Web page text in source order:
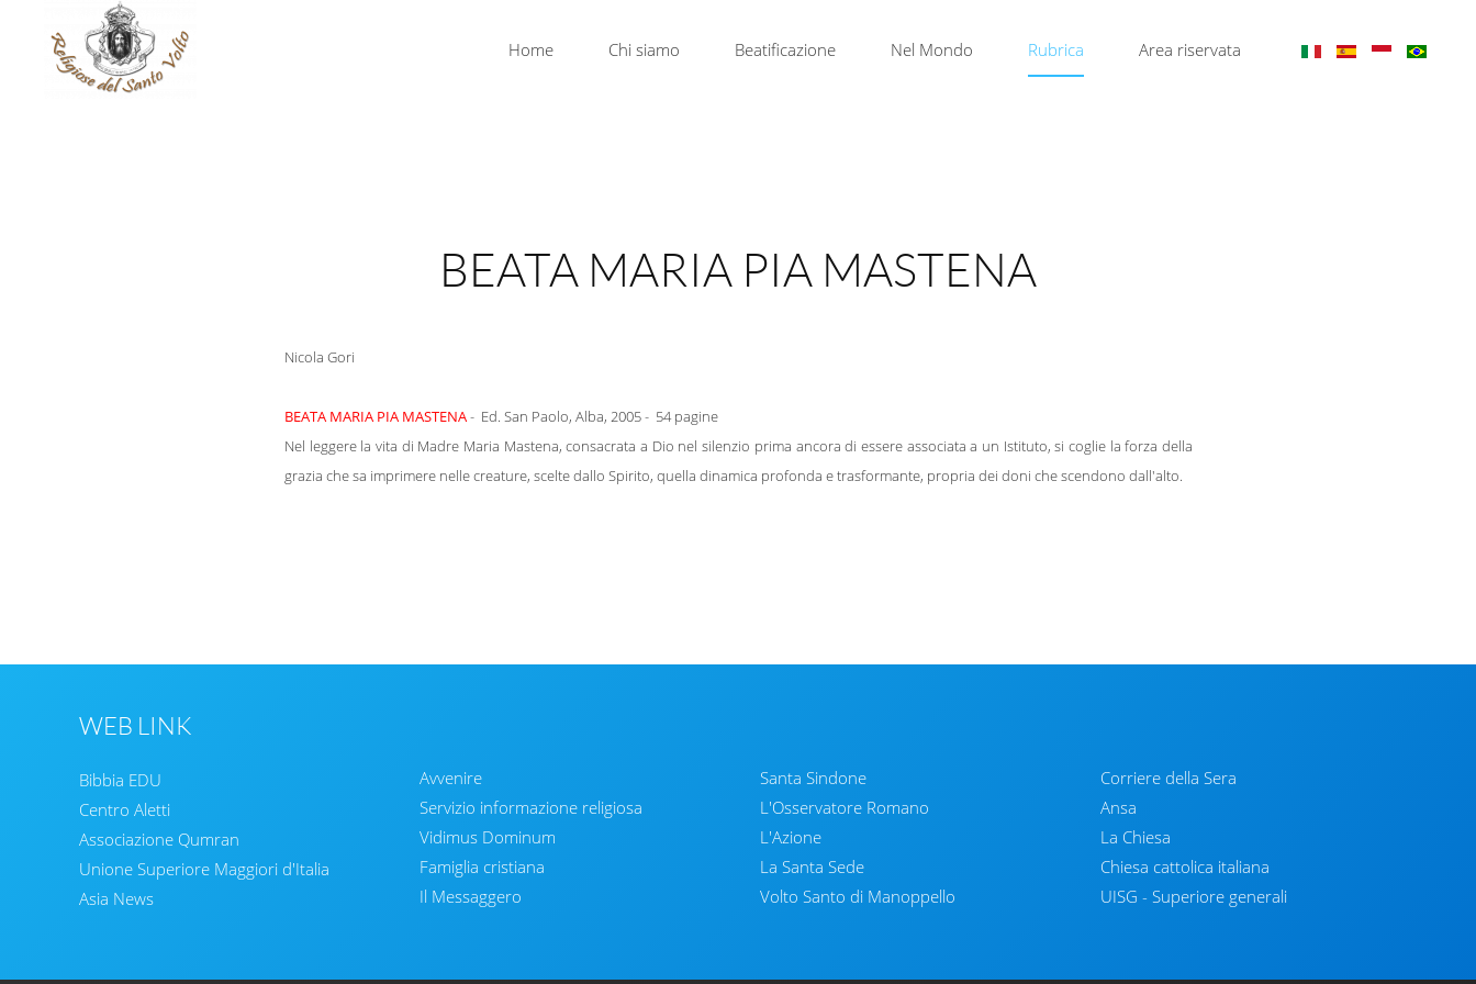
Home Chi siamo Beatificazione Nel Mondo Rubrica Area riservata
BEATA MARIA PIA MASTENA
Nicola Gori
BEATA MARIA PIA MASTENA- Ed. San Paolo, Alba, 2005 - 54 pagine
Nel leggere la vita di Madre Maria Mastena, consacrata a Dio nel silenzio prima ancora di essere associata a un Istituto, si coglie la forza della
grazia che sa imprimere nelle creature, scelte dallo Spirito, quella dinamica profonda e trasformante, propria dei doni che scendono dall'alto.
WEB LINK
Bibbia EDU
Centro Aletti
Associazione Qumran
Unione Superiore Maggiori d'Italia
Asia News
Avvenire
Servizio informazione religiosa
Vidimus Dominum
Famiglia cristiana
Il Messaggero
Santa Sindone
L'Osservatore Romano
L'Azione
La Santa Sede
Volto Santo di Manoppello
Corriere della Sera
Ansa
La Chiesa
Chiesa cattolica italiana
UISG - Superiore generali